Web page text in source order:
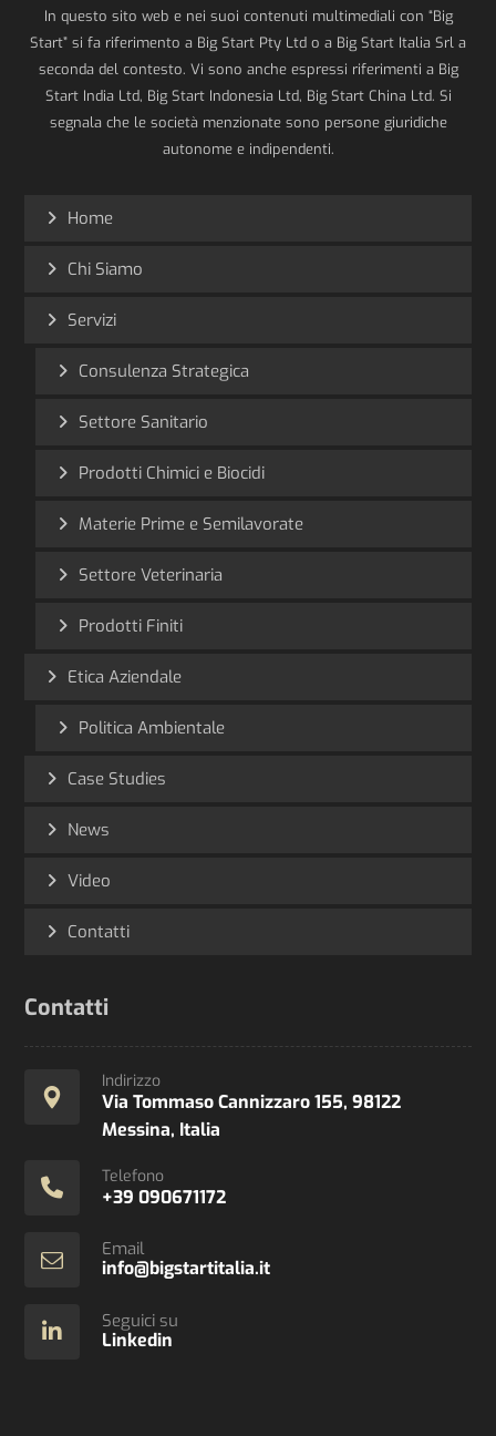
In questo sito web e nei suoi contenuti multimediali con “Big
Start” si fa riferimento a Big Start Pty Ltd o a Big Start Italia Srl a
seconda del contesto. Vi sono anche espressi riferimenti a Big
Start India Ltd, Big Start Indonesia Ltd, Big Start China Ltd. Si
segnala che le società menzionate sono persone giuridiche
autonome e indipendenti.
Home
Chi Siamo
Servizi
Consulenza Strategica
Settore Sanitario
Prodotti Chimici e Biocidi
Materie Prime e Semilavorate
Settore Veterinaria
Prodotti Finiti
Etica Aziendale
Politica Ambientale
Case Studies
News
Video
Contatti
Contatti
Indirizzo
Via Tommaso Cannizzaro 155, 98122
Messina, Italia
Telefono
+39 090671172
Email
info@bigstartitalia.it
Seguici su
Linkedin